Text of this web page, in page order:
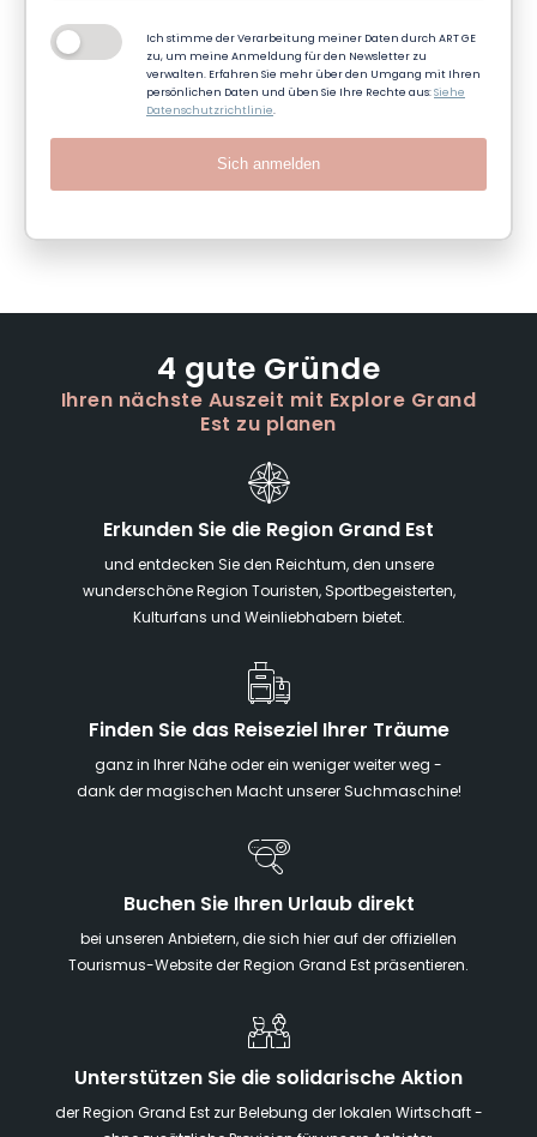
Ich stimme der Verarbeitung meiner Daten durch ART GE
zu, um meine Anmeldung für den Newsletter zu
verwalten. Erfahren Sie mehr über den Umgang mit Ihren
persönlichen Daten und üben Sie Ihre Rechte aus:Siehe
Datenschutzrichtlinie.
Sich anmelden
4 gute Gründe
Ihren nächste Auszeit mit Explore Grand
Est zu planen
Erkunden Sie die Region Grand Est
und entdecken Sie den Reichtum, den unsere
wunderschöne Region Touristen, Sportbegeisterten,
Kulturfans und Weinliebhabern bietet.
Finden Sie das Reiseziel Ihrer Träume
ganz in Ihrer Nähe oder ein weniger weiter weg -
dank der magischen Macht unserer Suchmaschine!
Buchen Sie Ihren Urlaub direkt
bei unseren Anbietern, die sich hier auf der offiziellen
Tourismus-Website der Region Grand Est präsentieren.
Unterstützen Sie die solidarische Aktion
der Region Grand Est zur Belebung der lokalen Wirtschaft -